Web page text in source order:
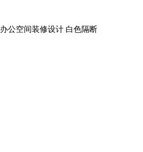
公空间装修设计 白色隔断